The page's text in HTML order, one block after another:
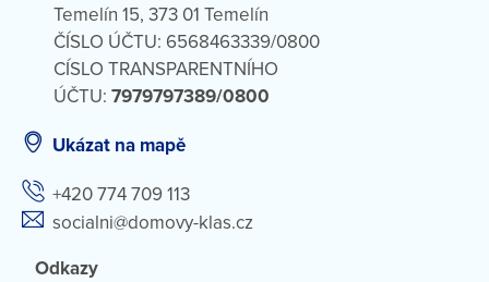
Temelín 15, 373 01 Temelín
ČÍSLO ÚČTU: 6568463339/0800
CÍSLO TRANSPARENTNÍHO
ÚČTU: 7979797389/0800
Ukázat na mapě
+420 774 709 113
socialni@domovy-klas.cz
Odkazy